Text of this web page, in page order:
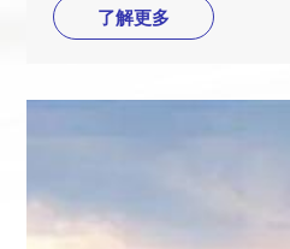
了解更多